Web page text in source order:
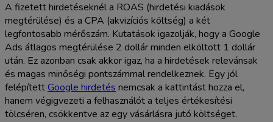
A fizetett hirdetéseknél a ROAS (hirdetési kiadások
megtérülése) és a CPA (akvizíciós költség) a két
legfontosabb mérőszám. Kutatások igazolják, hogy a Google
Ads átlagos megtérülése 2 dollár minden elköltött 1 dollár
után. Ez azonban csak akkor igaz, ha a hirdetések relevánsak
és magas minőségi pontszámmal rendelkeznek. Egy jól
felépítettGoogle hirdetés nemcsak a kattintást hozza el,
hanem végigvezeti a felhasználót a teljes értékesítési
tölcséren, csökkentve az egy vásárlásra jutó költséget.